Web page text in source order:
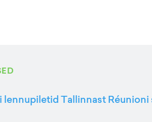
lennupiletid Tallinnast Réunioni